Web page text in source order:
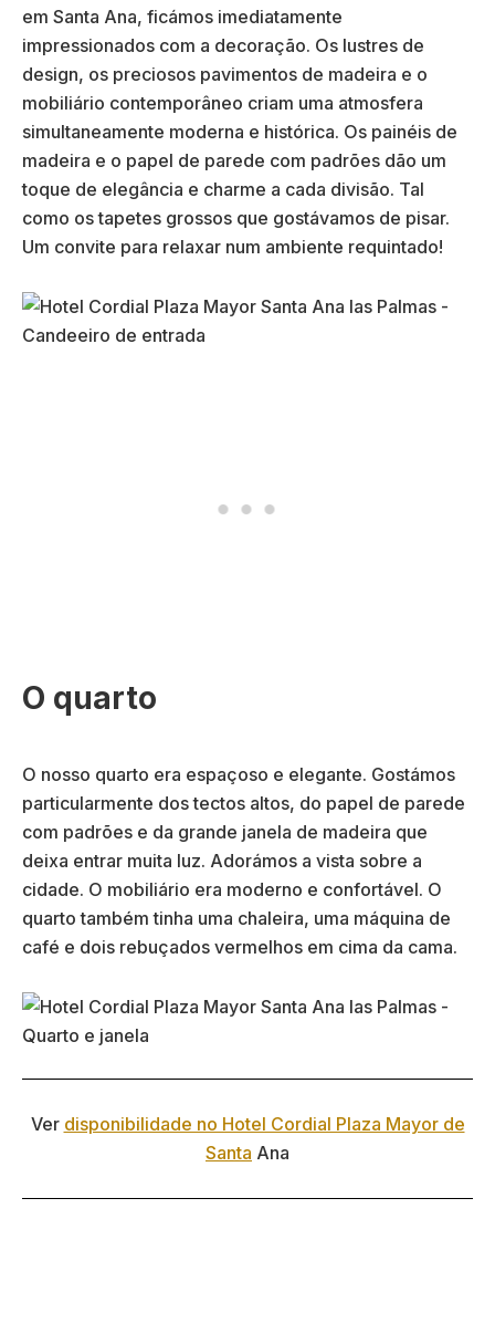
em Santa Ana, ficámos imediatamente
impressionados com a decoração. Os lustres de
design, os preciosos pavimentos de madeira e o
mobiliário contemporâneo criam uma atmosfera
simultaneamente moderna e histórica. Os painéis de
madeira e o papel de parede com padrões dão um
toque de elegância e charme a cada divisão. Tal
como os tapetes grossos que gostávamos de pisar.
Um convite para relaxar num ambiente requintado!
O quarto
O nosso quarto era espaçoso e elegante. Gostámos
particularmente dos tectos altos, do papel de parede
com padrões e da grande janela de madeira que
deixa entrar muita luz. Adorámos a vista sobre a
cidade. O mobiliário era moderno e confortável. O
quarto também tinha uma chaleira, uma máquina de
café e dois rebuçados vermelhos em cima da cama.
Ver disponibilidade no Hotel Cordial Plaza Mayor de
Santa Ana